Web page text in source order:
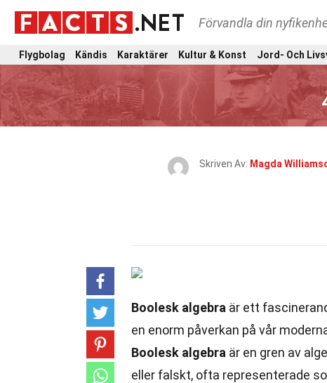
Förvandla din
Flygbolag Kändis Karaktärer Kultur & Konst Jord- Och
Skriven Av: Magda
Boolesk algebra är ett
en enorm påverkan på vår
Boolesk algebra är en gren av
eller falskt, ofta representerade